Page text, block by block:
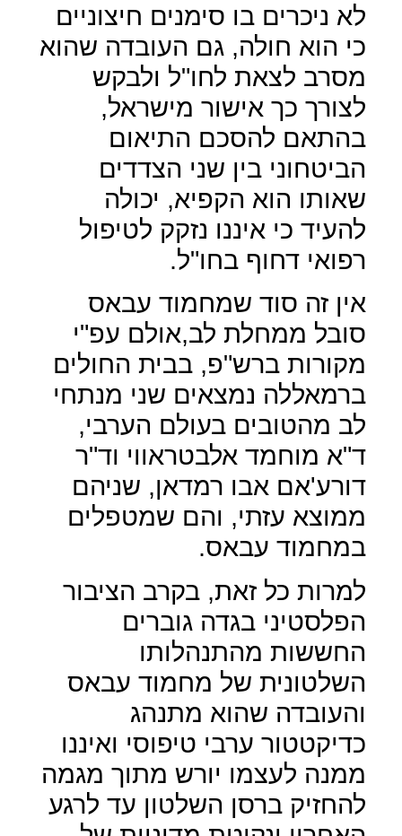
לא ניכרים בו סימנים חיצוניים
כי הוא חולה, גם העובדה שהוא
מסרב לצאת לחו"ל ולבקש
לצורך כך אישור מישראל,
בהתאם להסכם התיאום
הביטחוני בין שני הצדדים
שאותו הוא הקפיא, יכולה
להעיד כי איננו נזקק לטיפול
רפואי דחוף בחו"ל.
אין זה סוד שמחמוד עבאס
סובל ממחלת לב,אולם עפ"י
מקורות ברש"פ, בבית החולים
ברמאללה נמצאים שני מנתחי
לב מהטובים בעולם הערבי,
ד"א מוחמד אלבטראווי וד"ר
דורע'אם אבו רמדאן, שניהם
ממוצא עזתי, והם שמטפלים
במחמוד עבאס.
למרות כל זאת, בקרב הציבור
הפלסטיני בגדה גוברים
החששות מהתנהלותו
השלטונית של מחמוד עבאס
והעובדה שהוא מתנהג
כדיקטטור ערבי טיפוסי ואיננו
ממנה לעצמו יורש מתוך מגמה
להחזיק ברסן השלטון עד לרגע